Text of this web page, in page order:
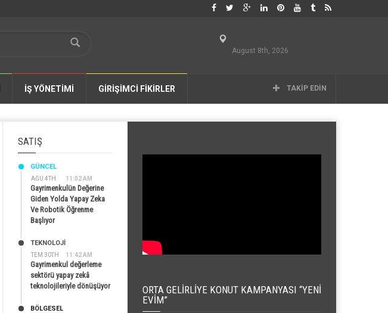
August 8th, 2026
İŞ YÖNETİMİ GİRİŞİMCİ FİKİRLER TAKIP EDIN
SATIŞ
AĞU 4TH 11:02 AM
GÜNCEL
Gayrimenkulün Değerine
Giden Yolda Yapay Zeka
Ve Robotik Öğrenme
Başlıyor
TEM 30TH 11:42 AM
TEKNOLOJİ
Gayrimenkul değerleme
sektörü yapay zekâ
teknolojileriyle dönüşüyor
BÖLGESEL
ORTA GELIRLIYE KONUT KAMPANYASI “YENI
EVIM”